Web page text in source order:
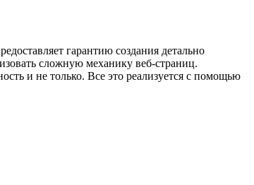
гарантию создания детально
сложную механику веб-страниц.
и не только. Все это реализуется с помощью